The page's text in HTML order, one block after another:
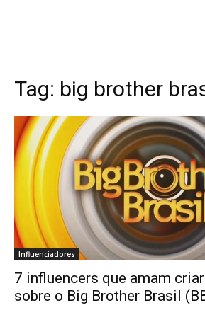
Tag: big brother
Influenciadores
7 influencers que amam
sobre o Big Brother Brasil